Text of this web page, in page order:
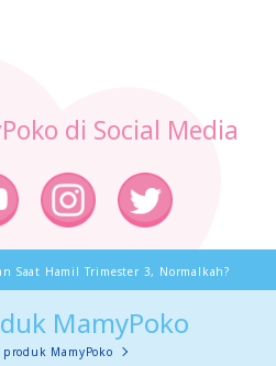
di Social Media
Saat Hamil Trimester 3, Normalkah?
MamyPoko
MamyPoko